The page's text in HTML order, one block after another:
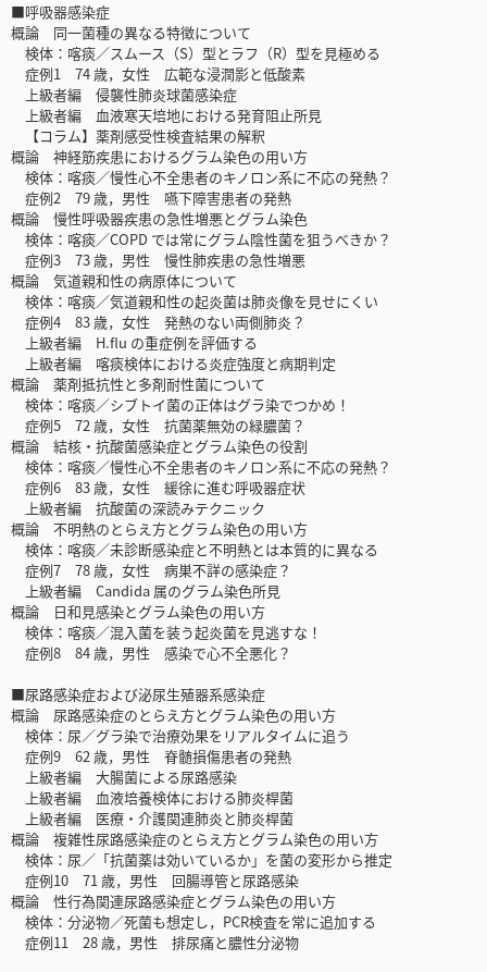
■呼吸器感染症
概論 同一菌種の異なる特徴について
検体：喀痰／スムース（S）型とラフ（R）型を見極める
症例1 74 歳，女性 広範な浸潤影と低酸素
上級者編 侵襲性肺炎球菌感染症
上級者編 血液寒天培地における発育阻止所見
【コラム】薬剤感受性検査結果の解釈
概論 神経筋疾患におけるグラム染色の用い方
検体：喀痰／慢性心不全患者のキノロン系に不応の発熱？
症例2 79 歳，男性 嚥下障害患者の発熱
概論 慢性呼吸器疾患の急性増悪とグラム染色
検体：喀痰／COPD では常にグラム陰性菌を狙うべきか？
症例3 73 歳，男性 慢性肺疾患の急性増悪
概論 気道親和性の病原体について
検体：喀痰／気道親和性の起炎菌は肺炎像を見せにくい
症例4 83 歳，女性 発熱のない両側肺炎？
上級者編 H.flu の重症例を評価する
上級者編 喀痰検体における炎症強度と病期判定
概論 薬剤抵抗性と多剤耐性菌について
検体：喀痰／シブトイ菌の正体はグラ染でつかめ！
症例5 72 歳，女性 抗菌薬無効の緑膿菌？
概論 結核・抗酸菌感染症とグラム染色の役割
検体：喀痰／慢性心不全患者のキノロン系に不応の発熱？
症例6 83 歳，女性 緩徐に進む呼吸器症状
上級者編 抗酸菌の深読みテクニック
概論 不明熱のとらえ方とグラム染色の用い方
検体：喀痰／未診断感染症と不明熱とは本質的に異なる
症例7 78 歳，女性 病巣不詳の感染症？
上級者編 Candida 属のグラム染色所見
概論 日和見感染とグラム染色の用い方
検体：喀痰／混入菌を装う起炎菌を見逃すな！
症例8 84 歳，男性 感染で心不全悪化？
■尿路感染症および泌尿生殖器系感染症
概論 尿路感染症のとらえ方とグラム染色の用い方
検体：尿／グラ染で治療効果をリアルタイムに追う
症例9 62 歳，男性 脊髄損傷患者の発熱
上級者編 大腸菌による尿路感染
上級者編 血液培養検体における肺炎桿菌
上級者編 医療・介護関連肺炎と肺炎桿菌
概論 複雑性尿路感染症のとらえ方とグラム染色の用い方
検体：尿／「抗菌薬は効いているか」を菌の変形から推定
症例10 71 歳，男性 回腸導管と尿路感染
概論 性行為関連尿路感染症とグラム染色の用い方
検体：分泌物／死菌も想定し，PCR検査を常に追加する
症例11 28 歳，男性 排尿痛と膿性分泌物